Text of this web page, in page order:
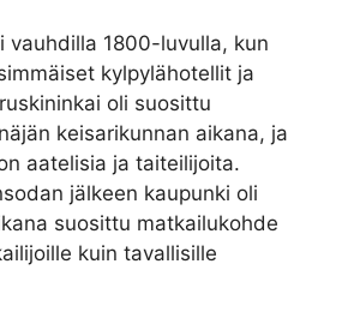
vauhdilla 1800-luvulla, kun
kylpylähotellit ja
oli suosittu
keisarikunnan aikana, ja
aatelisia ja taiteilijoita.
jälkeen kaupunki oli
suosittu matkailukohde
kuin tavallisille